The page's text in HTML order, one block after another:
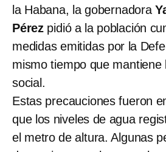
la Habana, la gobernadora
Pérez pidió a la población
medidas emitidas por la
mismo tiempo que mantiene
social.
Estas precauciones fueron
que los niveles de agua
el metro de altura. Algunas